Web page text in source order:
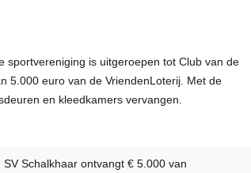
sportvereniging is uitgeroepen tot Club van de
5.000 euro van de VriendenLoterij. Met de
en kleedkamers vervangen.
SV Schalkhaar ontvangt € 5.000 van